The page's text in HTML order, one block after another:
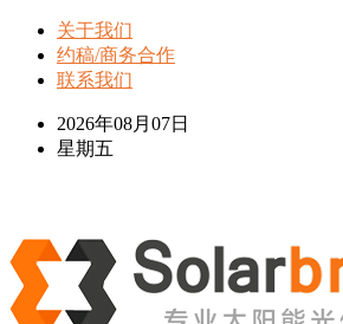
关于我们
约稿/商务合作
联系我们
2026年08月07日
星期五